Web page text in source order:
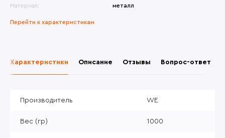
Материал:
металл
Перейти к характеристикам
Характеристики Описание Отзывы Вопрос-ответ
Производитель WE
Вес (гр) 1000